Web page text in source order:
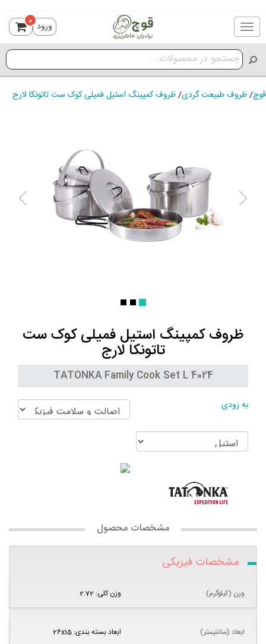
Toggle
navigation
ورود 0
قوچ/ظروف طبیعت گردی/ظروف کمپینگ استیل فمیلی کوک ست تاتونکا لارج
ظروف کمپینگ استیل فمیلی کوک ست
تاتونکا لارج
TATONKA Family Cook Set L 4024
به زودی
مشخصات محصول
مشخصات فیزیکی
وزن (کیلوگرم) وزن کلی: 2.72
ابعاد (سانتیمتر) ابعاد بسته بندی: 26x15